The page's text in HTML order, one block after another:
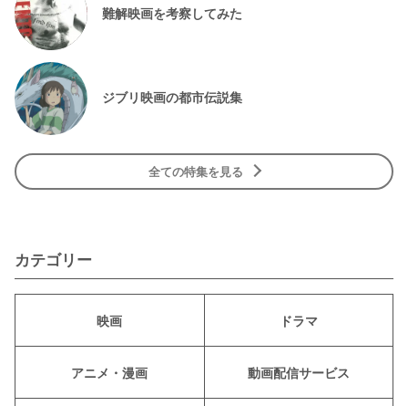
難解映画を考察してみた
ジブリ映画の都市伝説集
全ての特集を見る
カテゴリー
映画 ドラマ
アニメ・漫画 動画配信サービス